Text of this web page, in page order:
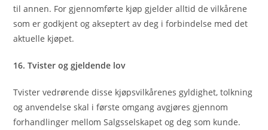
til annen. For gjennomførte kjøp gjelder alltid de vilkårene
som er godkjent og akseptert av deg i forbindelse med det
aktuelle kjøpet.
16. Tvister og gjeldende lov
Tvister vedrørende disse kjøpsvilkårenes gyldighet, tolkning
og anvendelse skal i første omgang avgjøres gjennom
forhandlinger mellom Salgsselskapet og deg som kunde.